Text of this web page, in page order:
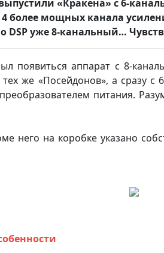
«Кракена» с 6-
более мощных канала
уже 8-канальный…
появиться аппарат с 8-
же «Посейдонов», а сразу
питания.
него на коробке указано